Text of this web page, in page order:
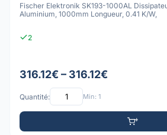
Fischer Elektronik SK193-1000AL
Aluminium, 1000mm Longueur, 0.41 K/W,
2
316.12€ – 316.12€
Quantité: Min: 1